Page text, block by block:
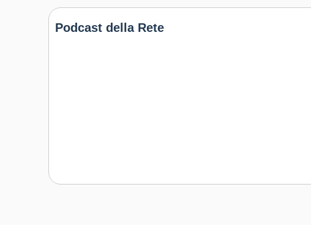
Podcast della Rete